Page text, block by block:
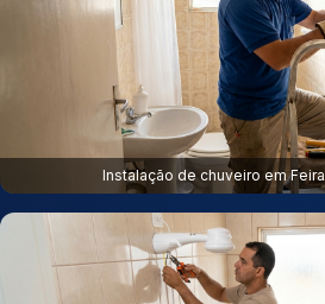
Instalação de chuveiro em Feira